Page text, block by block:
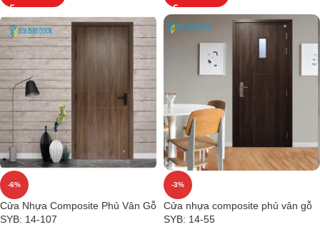
-6%
Cửa Nhựa Composite Phủ Vân Gỗ
SYB: 14-107
-3%
Cửa nhựa composite phủ vân gỗ
SYB: 14-55